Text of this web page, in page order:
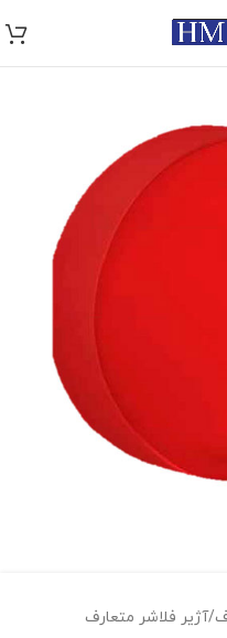
/آژير فلاشر متعارف